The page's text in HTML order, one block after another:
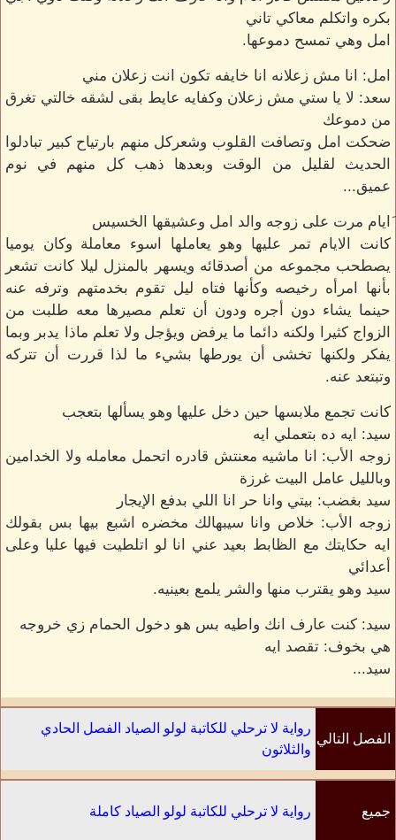
بكره واتكلم معاكي تاني
امل وهي تمسح دموعها.
امل: انا مش زعلانه انا خايفه تكون انت زعلان مني
سعد: لا يا ستي مش زعلان وكفايه عايط بقى لشقه خالتي تغرق
من دموعك
ضحكت امل وتصافت القلوب وشعركل منهم بارتياح كبير تبادلوا
الحديث لقليل من الوقت وبعدها ذهب كل منهم في نوم
عميق...
َايام مرت على زوجه والد امل وعشيقها الخسيس
كانت الايام تمر عليها وهو يعاملها اسوء معاملة وكان يوميا
يصطحب مجموعه من أصدقائه ويسهر بالمنزل ليلا كانت تشعر
بأنها امرأه رخيصه وكأنها فتاه ليل تقوم بخدمتهم وترفه عنه
حينما يشاء دون أجره ودون أن تعلم مصيرها معه طلبت من
الزواج كثيرا ولكنه دائما ما يرفض ويؤجل ولا تعلم ماذا يدبر وبما
يفكر ولكنها تخشى أن يورطها بشيء ما لذا قررت أن تتركه
وتبتعد عنه.
كانت تجمع ملابسها حين دخل عليها وهو يسألها بتعجب
سيد: ايه ده بتعملي ايه
زوجه الأب: انا ماشيه معنتش قادره اتحمل معامله ولا الخدامين
وبالليل عامل البيت غرزة
سيد بغضب: بيتي وانا حر انا اللي بدفع الإيجار
زوجه الأب: خلاص وانا سيبهالك مخضره اشبع بيها بس بقولك
ايه حكايتك مع الظابط بعيد عني انا لو اتلطيت فيها عليا وعلى
أعدائي
سيد وهو يقترب منها والشر يلمع بعينيه.
سيد: كنت عارف انك واطيه بس هو دخول الحمام زي خروجه
هي بخوف: تقصد ايه
سيد...
الفصل التالي
رواية لا ترحلي للكاتبة لولو الصياد الفصل الحادي
والثلاثون
جميع رواية لا ترحلي للكاتبة لولو الصياد كاملة